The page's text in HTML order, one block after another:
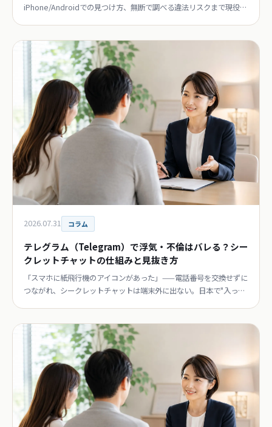
iPhone/Androidでの見つけ方、無断で調べる違法リスクまで現役探
2026.07.31 コラム
テレグラム（Telegram）で浮気・不倫はバレる？シー
クレットチャットの仕組みと見抜き方
「スマホに紙飛行機のアイコンがあった」——電話番号を交換せずに
つながれ、シークレットチャットは端末外に出ない。日本で"入って